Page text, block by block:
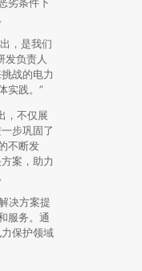
，是我们
发负责人
战的电力
实践。”
，不仅展
步巩固了
不断发
案，助力
决方案提
服务。通
保护领域